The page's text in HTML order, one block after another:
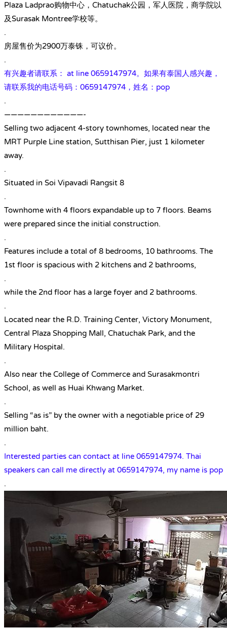
Plaza Ladprao购物中心，Chatuchak公园，军人医院，商学院以
及Surasak Montree学校等。
.
房屋售价为2900万泰铢，可议价。
.
有兴趣者请联系： at line 0659147974。如果有泰国人感兴趣，
请联系我的电话号码：0659147974，姓名：pop
.
————————————-
Selling two adjacent 4-story townhomes, located near the
MRT Purple Line station, Sutthisan Pier, just 1 kilometer
away.
.
Situated in Soi Vipavadi Rangsit 8
.
Townhome with 4 floors expandable up to 7 floors. Beams
were prepared since the initial construction.
.
Features include a total of 8 bedrooms, 10 bathrooms. The
1st floor is spacious with 2 kitchens and 2 bathrooms,
.
while the 2nd floor has a large foyer and 2 bathrooms.
.
Located near the R.D. Training Center, Victory Monument,
Central Plaza Shopping Mall, Chatuchak Park, and the
Military Hospital.
.
Also near the College of Commerce and Surasakmontri
School, as well as Huai Khwang Market.
.
Selling “as is” by the owner with a negotiable price of 29
million baht.
.
Interested parties can contact at line 0659147974. Thai
speakers can call me directly at 0659147974, my name is pop
.